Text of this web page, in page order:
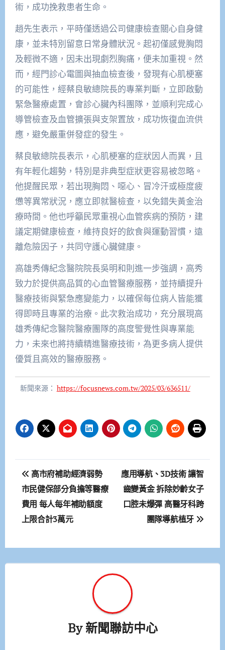
術，成功挽救患者生命。
趙先生表示，平時僅透過公司健康檢查關心自身健
康，並未特別留意日常身體狀況。起初僅感覺胸悶
及輕微不適，因未出現劇烈胸痛，便未加重視。然
而，經門診心電圖與抽血檢查後，發現有心肌梗塞
的可能性，經蔡良敏總院長的專業判斷，立即啟動
緊急醫療處置，會診心臟內科團隊，並順利完成心
導管檢查及血管擴張與支架置放，成功恢復血流供
應，避免嚴重併發症的發生。
蔡良敏總院長表示，心肌梗塞的症狀因人而異，且
有年輕化趨勢，特別是非典型症狀更容易被忽略。
他提醒民眾，若出現胸悶、噁心、冒冷汗或極度疲
憊等異常狀況，應立即就醫檢查，以免錯失黃金治
療時間。他也呼籲民眾重視心血管疾病的預防，建
議定期健康檢查，維持良好的飲食與運動習慣，遠
離危險因子，共同守護心臟健康。
高雄秀傳紀念醫院院長吳明和則進一步強調，高秀
致力於提供高品質的心血管醫療服務，並持續提升
醫療技術與緊急應變能力，以確保每位病人皆能獲
得即時且專業的治療。此次救治成功，充分展現高
雄秀傳紀念醫院醫療團隊的高度警覺性與專業能
力，未來也將持續精進醫療技術，為更多病人提供
優質且高效的醫療服務。
新聞來源： https://focusnews.com.tw/2025/03/636511/
文
章
導
高市府補助經濟弱勢
市民健保部分負擔等醫療
費用 每人每年補助額度
上限合計3萬元
應用導航、3D技術 讓智
齒變黃金 拆除妙齡女子
口腔未爆彈 高醫牙科跨
團隊導航植牙
By新聞聯訪中心